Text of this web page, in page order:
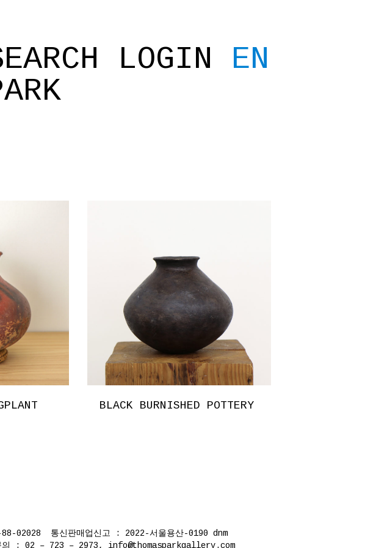
LOGIN
EN
BLACK BURNISHED POTTERY
02028 통신판매업신고 : 2022-서울용산-0190 dnm
의 : 02 – 723 – 2973, info@thomasparkgallery.com